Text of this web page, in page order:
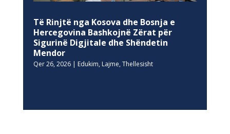
Të Rinjtë nga Kosova dhe Bosnja e
Hercegovina Bashkojnë Zërat për
Sigurinë Digjitale dhe Shëndetin
Mendor
Qer 26, 2026| Edukim, Lajme, Thellesisht